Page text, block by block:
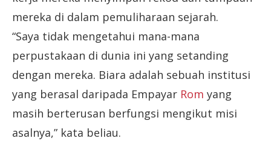
mereka di dalam pemuliharaan sejarah.
“Saya tidak mengetahui mana-mana
perpustakaan di dunia ini yang setanding
dengan mereka. Biara adalah sebuah institusi
yang berasal daripada Empayar Rom yang
masih berterusan berfungsi mengikut misi
asalnya,” kata beliau.